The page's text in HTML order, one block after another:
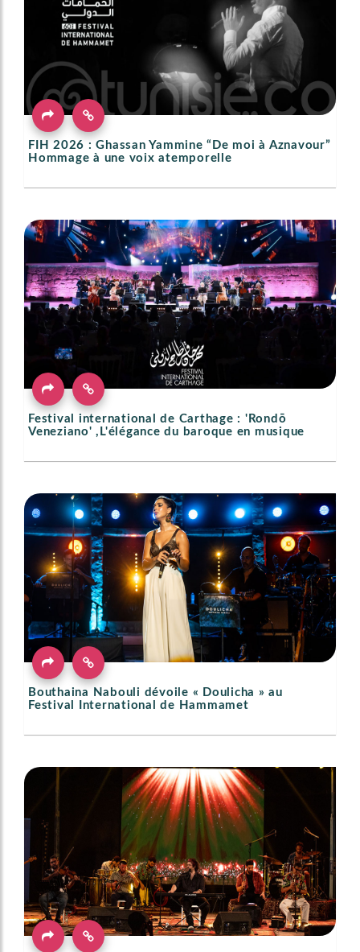
FIH 2026 : Ghassan Yammine “De moi à Aznavour”
Hommage à une voix atemporelle
Festival international de Carthage : 'Rondō
Veneziano' ,L'élégance du baroque en musique
Bouthaina Nabouli dévoile « Doulicha » au
Festival International de Hammamet